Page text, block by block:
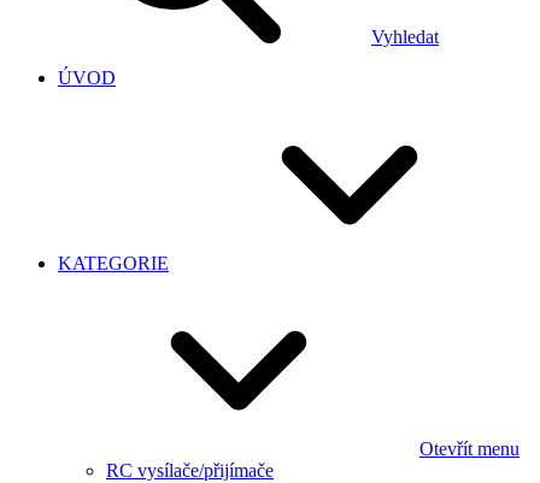
Vyhledat
ÚVOD
KATEGORIE
Otevřít menu
RC vysílače/přijímače